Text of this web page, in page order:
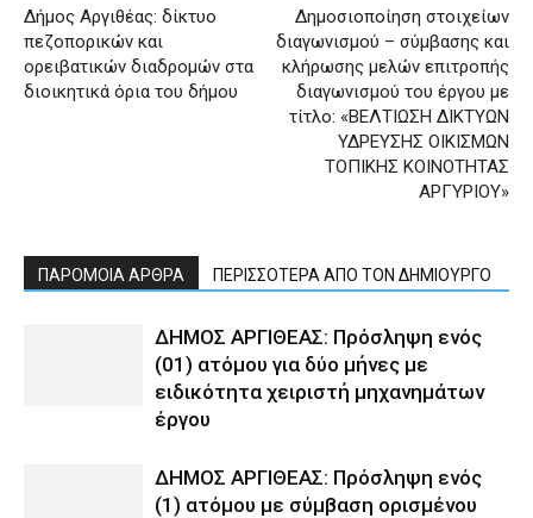
Δήμος Αργιθέας: δίκτυο
πεζοπορικών και
ορειβατικών διαδρομών στα
διοικητικά όρια του δήμου
Δημοσιοποίηση στοιχείων
διαγωνισμού – σύμβασης και
κλήρωσης μελών επιτροπής
διαγωνισμού του έργου με
τίτλο: «ΒΕΛΤΙΩΣΗ ΔΙΚΤΥΩΝ
ΥΔΡΕΥΣΗΣ ΟΙΚΙΣΜΩΝ
ΤΟΠΙΚΗΣ ΚΟΙΝΟΤΗΤΑΣ
ΑΡΓΥΡΙΟΥ»
ΠΑΡΟΜΟΙΑ ΑΡΘΡΑ ΠΕΡΙΣΣΟΤΕΡΑ ΑΠΟ ΤΟΝ ΔΗΜΙΟΥΡΓΟ
ΔΗΜΟΣ ΑΡΓΙΘΕΑΣ: Πρόσληψη ενός
(01) ατόμου για δύο μήνες με
ειδικότητα χειριστή μηχανημάτων
έργου
ΔΗΜΟΣ ΑΡΓΙΘΕΑΣ: Πρόσληψη ενός
(1) ατόμου με σύμβαση ορισμένου